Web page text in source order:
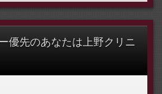
優先のあなたは上野クリニ